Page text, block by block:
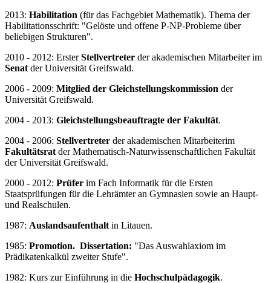
2013: Habilitation (für das Fachgebiet Mathematik). Thema der
Habilitationsschrift: "Gelöste und offene P-NP-Probleme über
beliebigen Strukturen".
2010 - 2012: ErsterStellvertreter der akademischen Mitarbeiter im
Senat der Universität Greifswald.
2006 - 2009: Mitglied der Gleichstellungskommission der
Universität Greifswald.
2004 - 2013: Gleichstellungsbeauftragte der Fakultät.
2004 - 2006: Stellvertreter der akademischen Mitarbeiterim
Fakultätsrat der Mathematisch-Naturwissenschaftlichen Fakultät
der Universität Greifswald.
2000 - 2012: Prüfer im Fach Informatik für die Ersten
Staatsprüfungen für die Lehrämter an Gymnasien sowie an Haupt-
und Realschulen.
1987: Auslandsaufenthalt in Litauen.
1985: Promotion. Dissertation: "Das Auswahlaxiom im
Prädikatenkalkül zweiter Stufe".
1982: Kurs zur Einführung in die Hochschulpädagogik.